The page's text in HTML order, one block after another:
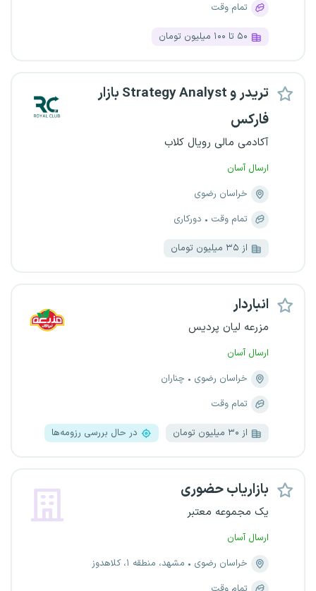
تمام وقت
۵۰ تا ۱۰۰ میلیون تومان
تریدر و Strategy Analyst بازار
فارکس
آکادمی مالی رویال کلاب
ارسال آسان
خراسان رضوی
تمام وقت
دورکاری
از ۳۵ میلیون تومان
انباردار
مزرعه لیان پردیس
ارسال آسان
خراسان رضوی
چناران
تمام وقت
از ۳۰ میلیون تومان در حال بررسی رزومه‌ها
بازاریاب حضوری
یک مجموعه معتبر
ارسال آسان
خراسان رضوی
مشهد، منطقه ۱، کلاهدوز